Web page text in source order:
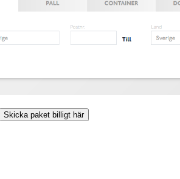
Skicka paket billigt här